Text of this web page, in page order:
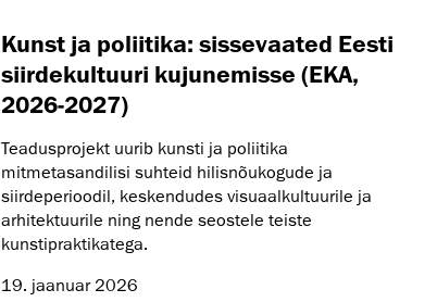
Kunst ja poliitika: sissevaated Eesti
siirdekultuuri kujunemisse (EKA,
2026-2027)
Teadusprojekt uurib kunsti ja poliitika
mitmetasandilisi suhteid hilisnõukogude ja
siirdeperioodil, keskendudes visuaalkultuurile ja
arhitektuurile ning nende seostele teiste
kunstipraktikatega.
19. jaanuar 2026